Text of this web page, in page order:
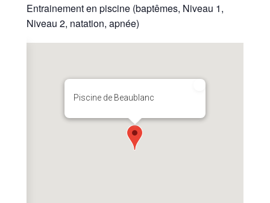
Entrainement en piscine (baptêmes, Niveau 1,
Niveau 2, natation, apnée)
Piscine de Beaublanc